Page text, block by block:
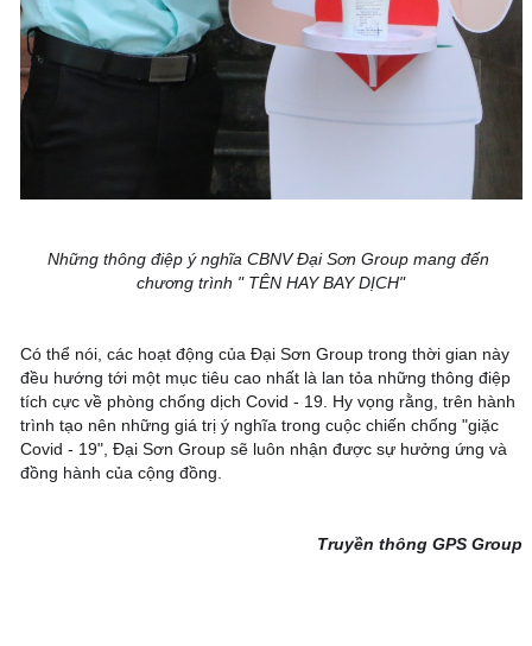
Những thông điệp ý nghĩa CBNV Đại Sơn Group mang đến
chương trình " TÊN HAY BAY DỊCH"
Có thể nói, các hoạt động của Đại Sơn Group trong thời gian này
đều hướng tới một mục tiêu cao nhất là lan tỏa những thông điệp
tích cực về phòng chống dịch Covid - 19. Hy vọng rằng, trên hành
trình tạo nên những giá trị ý nghĩa trong cuộc chiến chống "giặc
Covid - 19", Đại Sơn Group sẽ luôn nhận được sự hưởng ứng và
đồng hành của cộng đồng.
Truyền thông GPS Group